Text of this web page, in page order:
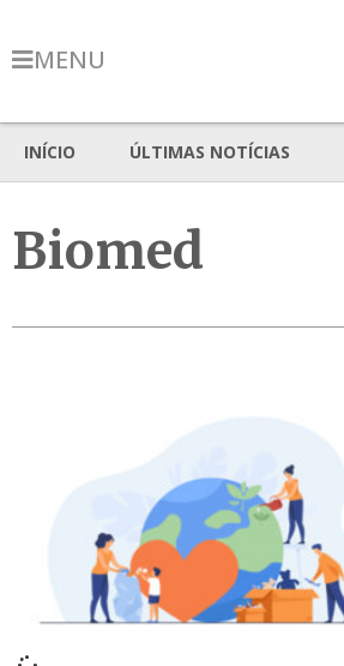
MENU
INÍCIO ÚLTIMAS NOTÍCIAS
Biomed